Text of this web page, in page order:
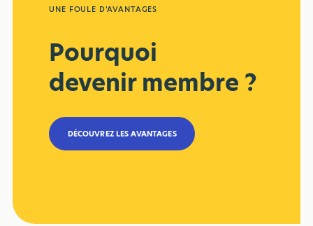
UNE FOULE D’AVANTAGES
Pourquoi
devenir membre ?
DÉCOUVREZ LES AVANTAGES